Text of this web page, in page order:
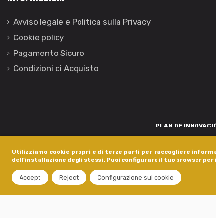
Utilizziamo cookie propri e di terze parti per raccogliere
dell'installazione degli stessi. Puoi configurare il tuo browser
Accept Reject Configurazione sui cookie
Avviso legale e Politica sulla Privacy
Cookie policy
Pagamento Sicuro
Condizioni di Acquisto
PLAN DE
está financiada pola Xunta de Galicia, a través de axudas
dentro do programa de